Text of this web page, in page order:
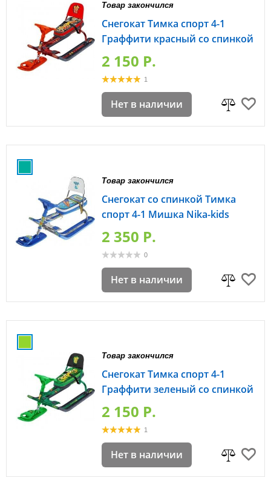
Товар закончился
Снегокат Тимка спорт 4-1
Граффити красный со спинкой
2 150 P.
1
Нет в наличии
Товар закончился
Снегокат со спинкой Тимка
спорт 4-1 Мишка Nika-kids
2 350 P.
0
Нет в наличии
Товар закончился
Снегокат Тимка спорт 4-1
Граффити зеленый со спинкой
2 150 P.
1
Нет в наличии